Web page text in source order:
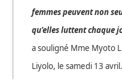
femmes peuvent non
qu’elles luttent
a souligné Mme Myoto
Liyolo, le samedi 13 avril.